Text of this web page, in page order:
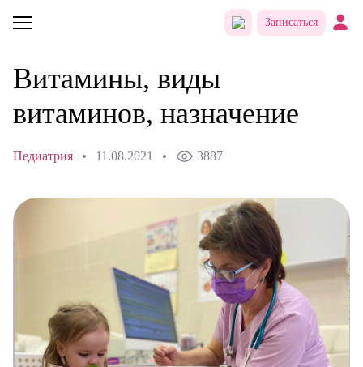
Записаться
Витамины, виды
витаминов, назначение
Педиатрия 11.08.2021 3887